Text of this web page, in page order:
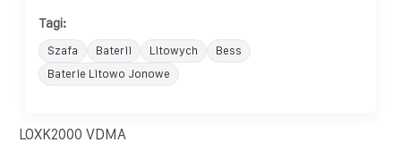
Tagi:
Szafa Baterii Litowych
Bess
Baterie Litowo Jonowe
LOXK2000 VDMA